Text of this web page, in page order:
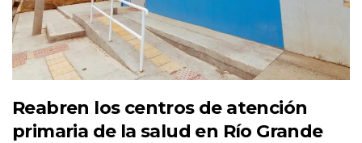
Reabren los centros de atención
primaria de la salud en Río Grande